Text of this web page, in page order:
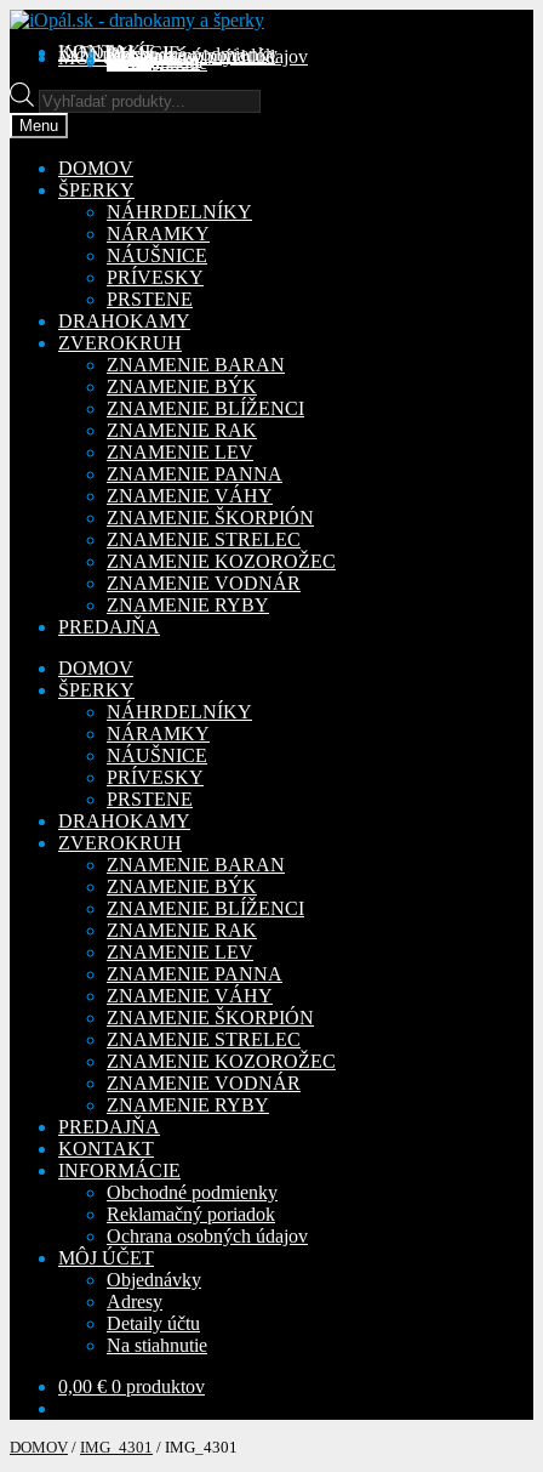
Preskočiť
navigáciu
Preskočiť
obsah
KONTAKT
INFORMÁCIE
Obchodné podmienky
Reklamačný poriadok
Ochrana osobných údajov
MÔJ ÚČETObjednávky
Adresy
Detaily účtu
Na stiahnutie
Products
search
Menu
DOMOV
ŠPERKY
NÁHRDELNÍKY
NÁRAMKY
NÁUŠNICE
PRÍVESKY
PRSTENE
DRAHOKAMY
ZVEROKRUH
ZNAMENIE BARAN
ZNAMENIE BÝK
ZNAMENIE BLÍŽENCI
ZNAMENIE RAK
ZNAMENIE LEV
ZNAMENIE PANNA
ZNAMENIE VÁHY
ZNAMENIE ŠKORPIÓN
ZNAMENIE STRELEC
ZNAMENIE KOZOROŽEC
ZNAMENIE VODNÁR
ZNAMENIE RYBY
PREDAJŇA
DOMOV
ŠPERKY
NÁHRDELNÍKY
NÁRAMKY
NÁUŠNICE
PRÍVESKY
PRSTENE
DRAHOKAMY
ZVEROKRUH
ZNAMENIE BARAN
ZNAMENIE BÝK
ZNAMENIE BLÍŽENCI
ZNAMENIE RAK
ZNAMENIE LEV
ZNAMENIE PANNA
ZNAMENIE VÁHY
ZNAMENIE ŠKORPIÓN
ZNAMENIE STRELEC
ZNAMENIE KOZOROŽEC
ZNAMENIE VODNÁR
ZNAMENIE RYBY
PREDAJŇA
KONTAKT
INFORMÁCIE
Obchodné podmienky
Reklamačný poriadok
Ochrana osobných údajov
MÔJ ÚČET
Objednávky
Adresy
Detaily účtu
Na stiahnutie
0,00 € 0 produktov
DOMOV / IMG_4301 / IMG_4301